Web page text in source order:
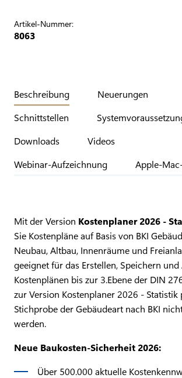
Artikel-Nummer:
8063
Beschreibung
Neuerungen
Schnittstellen
Downloads
Videos
Webinar-Aufzeichnung
Apple-
Mit der Version Kostenplaner 2026 -
Sie Kostenpläne auf Basis von BKI
Neubau, Altbau, Innenräume und
geeignet für das Erstellen, Speichern
Kostenplänen bis zur 3.Ebene der DIN
zur Version Kostenplaner 2026 - Statistik
Stichprobe der Gebäudeart nach BKI
werden.
Neue Baukosten-Sicherheit 2026:
Über 500.000 aktuelle